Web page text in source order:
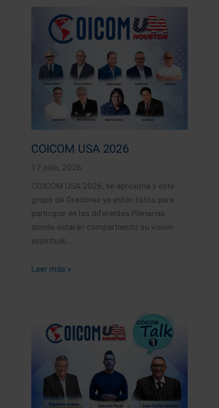
COICOM USA 2026
17 julio, 2026
COICOM USA 2026, se aproxima y este
grupo de Oradores ya están listos para
participar en las diferentes Plenarias
donde estarán compartiendo su visión
espiritual,…
Leer más »